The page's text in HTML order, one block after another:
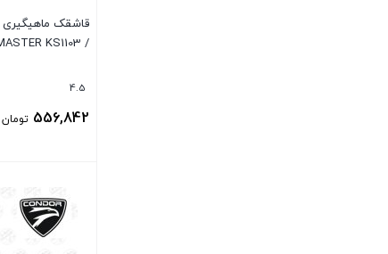
/ CONDOR KASTMASTER KS1103
4.5
556,842 تومان